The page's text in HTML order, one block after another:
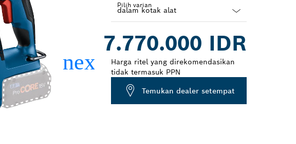
Pilih varian
closed
7.770.000 IDR
Harga ritel yang direkomendasikan
tidak termasuk PPN
Temukan dealer setempat